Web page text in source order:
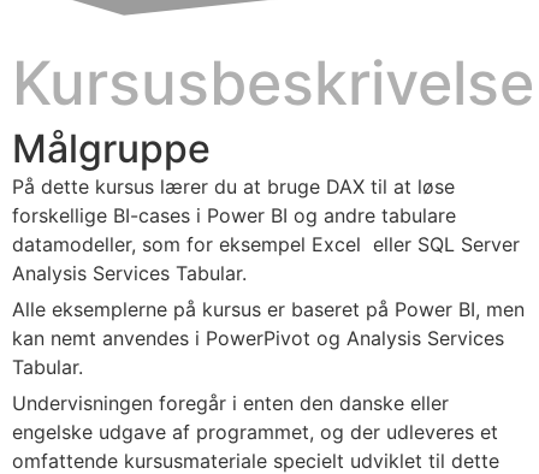
Kursusbeskrivelse
Målgruppe
På dette kursus lærer du at bruge DAX til at løse
forskellige BI-cases i Power BI og andre tabulare
datamodeller, som for eksempel Excel eller SQL Server
Analysis Services Tabular.
Alle eksemplerne på kursus er baseret på Power BI, men
kan nemt anvendes i PowerPivot og Analysis Services
Tabular.
Undervisningen foregår i enten den danske eller
engelske udgave af programmet, og der udleveres et
omfattende kursusmateriale specielt udviklet til dette